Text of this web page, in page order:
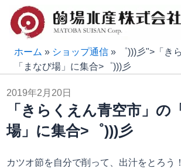
プ
ホーム » ショップ通信 » ゜)))彡">「き
「まなび場」に集合>゜)))彡
2019年2月20日
「きらくえん青空市」の
場」に集合>゜)))彡
カツオ節を自分で削って、出汁をとろ